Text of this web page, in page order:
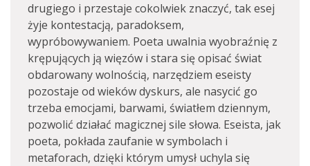
drugiego i przestaje cokolwiek znaczyć, tak esej
żyje kontestacją, paradoksem,
wypróbowywaniem. Poeta uwalnia wyobraźnię z
krępujących ją więzów i stara się opisać świat
obdarowany wolnością, narzędziem eseisty
pozostaje od wieków dyskurs, ale nasycić go
trzeba emocjami, barwami, światłem dziennym,
pozwolić działać magicznej sile słowa. Eseista, jak
poeta, pokłada zaufanie w symbolach i
metaforach, dzięki którym umysł uchyla się